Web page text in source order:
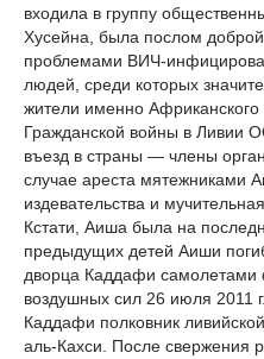
входила в группу
Хусейна, была послом
проблемами ВИЧ-
людей, среди которых
жители именно
Гражданской войны в Ливии
въезд в страны — члены
случае ареста мятежниками
издевательства и
Кстати, Аиша была на
предыдущих детей Аиши
дворца Каддафи самолетами
воздушных сил 26 июля 2011
Каддафи полковник
аль-Кахси. После